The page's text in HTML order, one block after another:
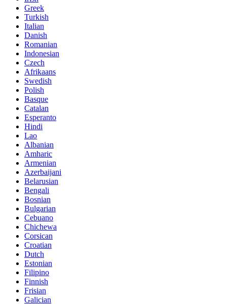
Greek
Turkish
Italian
Danish
Romanian
Indonesian
Czech
Afrikaans
Swedish
Polish
Basque
Catalan
Esperanto
Hindi
Lao
Albanian
Amharic
Armenian
Azerbaijani
Belarusian
Bengali
Bosnian
Bulgarian
Cebuano
Chichewa
Corsican
Croatian
Dutch
Estonian
Filipino
Finnish
Frisian
Galician